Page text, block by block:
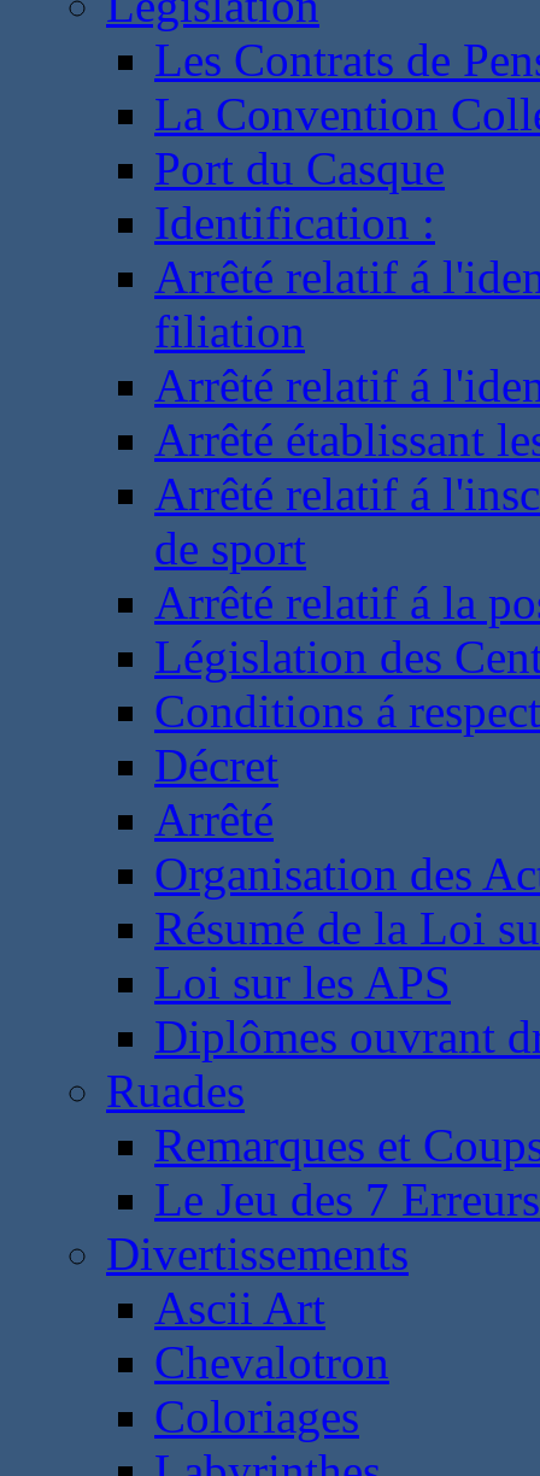
Les Contrats de
La Convention
Port du Casque
Identification :
Arrêté relatif á
filiation
Arrêté relatif á
Arrêté établissant
Arrêté relatif á
de sport
Arrêté relatif á la
Législation des
Conditions á
Décret
Arrêté
Organisation des
Résumé de la Loi
Loi sur les APS
Diplômes ouvrant
Ruades
Remarques et
Le Jeu des 7 Erreurs
Divertissements
Ascii Art
Chevalotron
Coloriages